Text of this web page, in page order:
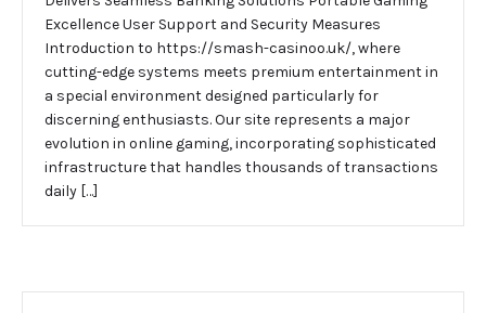
Excellence User Support and Security Measures
Introduction to https://smash-casinoo.uk/, where
cutting-edge systems meets premium entertainment in
a special environment designed particularly for
discerning enthusiasts. Our site represents a major
evolution in online gaming, incorporating sophisticated
infrastructure that handles thousands of transactions
daily […]